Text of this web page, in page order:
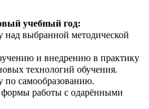
учебный год:
над выбранной методической
и внедрению в практику
технологий обучения.
по самообразованию.
формы работы с одарёнными